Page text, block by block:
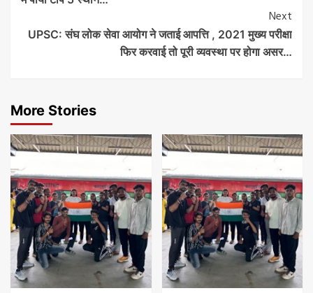
Next
UPSC: संघ लोक सेवा आयोग ने जताई आपत्ति , 2021 मुख्य परीक्षा
फिर करवाई तो पूरी व्यवस्था पर होगा असर…
More Stories